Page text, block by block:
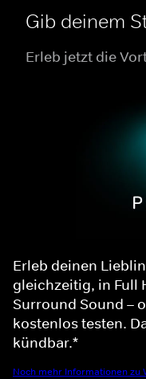
Gib deinem
Erleb jetzt die
Erleb deinen
gleichzeitig, in Full
Surround Sound –
kostenlos testen.
kündbar.*
Noch mehr Informationen zu